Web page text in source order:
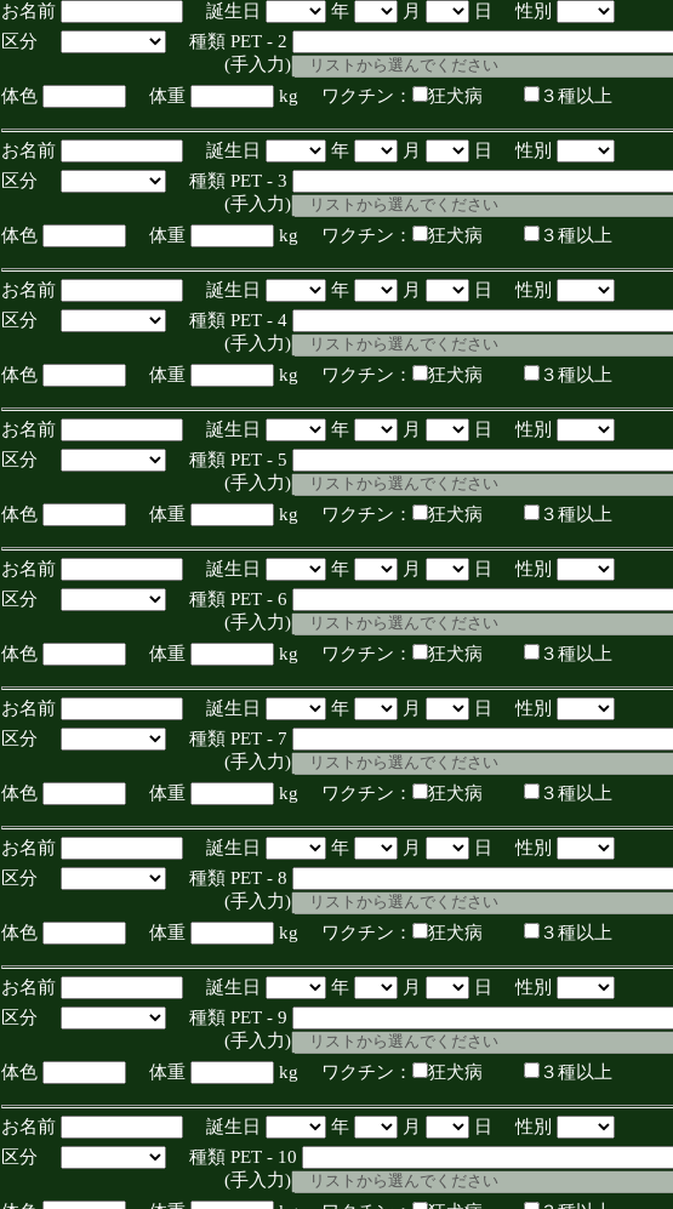
お名前 誕生日 年 月
日 性別
区分
種類 PET - 2
(手入力)
体色
体重 kg ワクチン： 狂犬病 ３種以上
お名前 誕生日 年 月
日 性別
区分
種類 PET - 3
(手入力)
体色
体重 kg ワクチン： 狂犬病 ３種以上
お名前 誕生日 年 月
日 性別
区分
種類 PET - 4
(手入力)
体色
体重 kg ワクチン： 狂犬病 ３種以上
お名前 誕生日 年 月
日 性別
区分
種類 PET - 5
(手入力)
体色
体重 kg ワクチン： 狂犬病 ３種以上
お名前 誕生日 年 月
日 性別
区分
種類 PET - 6
(手入力)
体色
体重 kg ワクチン： 狂犬病 ３種以上
お名前 誕生日 年 月
日 性別
区分
種類 PET - 7
(手入力)
体色
体重 kg ワクチン： 狂犬病 ３種以上
お名前 誕生日 年 月
日 性別
区分
種類 PET - 8
(手入力)
体色
体重 kg ワクチン： 狂犬病 ３種以上
お名前 誕生日 年 月
日 性別
区分
種類 PET - 9
(手入力)
体色
体重 kg ワクチン： 狂犬病 ３種以上
お名前 誕生日 年 月
日 性別
区分
種類 PET - 10
(手入力)